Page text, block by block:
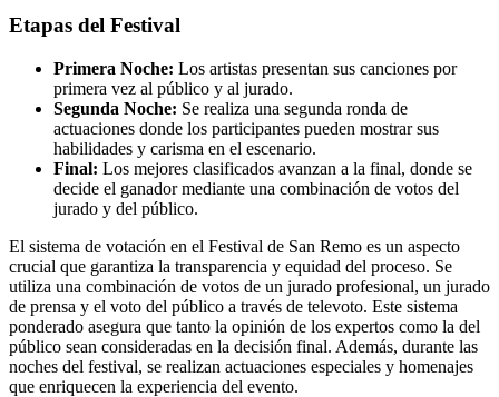
Etapas del Festival
Primera Noche: Los artistas presentan sus canciones por
primera vez al público y al jurado.
Segunda Noche: Se realiza una segunda ronda de
actuaciones donde los participantes pueden mostrar sus
habilidades y carisma en el escenario.
Final: Los mejores clasificados avanzan a la final, donde se
decide el ganador mediante una combinación de votos del
jurado y del público.
El sistema de votación en el Festival de San Remo es un aspecto
crucial que garantiza la transparencia y equidad del proceso. Se
utiliza una combinación de votos de un jurado profesional, un jurado
de prensa y el voto del público a través de televoto. Este sistema
ponderado asegura que tanto la opinión de los expertos como la del
público sean consideradas en la decisión final. Además, durante las
noches del festival, se realizan actuaciones especiales y homenajes
que enriquecen la experiencia del evento.